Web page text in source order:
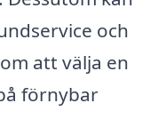
och
att välja en
förnybar